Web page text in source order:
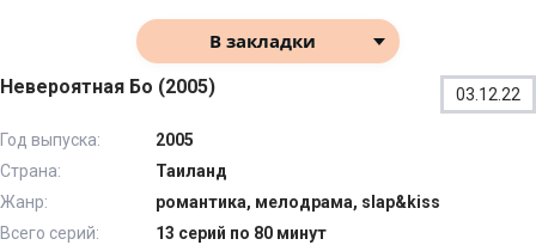
В закладки
Невероятная Бо (2005) 03.12.22
Год выпуска:
2005
Страна:
Таиланд
Жанр:
романтика, мелодрама, slap&kiss
Всего серий:
13 серий по 80 минут